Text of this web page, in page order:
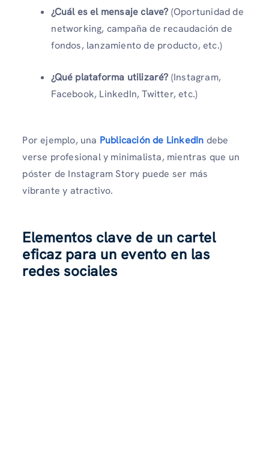
¿Cuál es el mensaje clave? (Oportunidad de
networking, campaña de recaudación de
fondos, lanzamiento de producto, etc.)
¿Qué plataforma utilizaré? (Instagram,
Facebook, LinkedIn, Twitter, etc.)
Por ejemplo, una Publicación de LinkedIn debe
verse profesional y minimalista, mientras que un
póster de Instagram Story puede ser más
vibrante y atractivo.
Elementos clave de un cartel
eficaz para un evento en las
redes sociales